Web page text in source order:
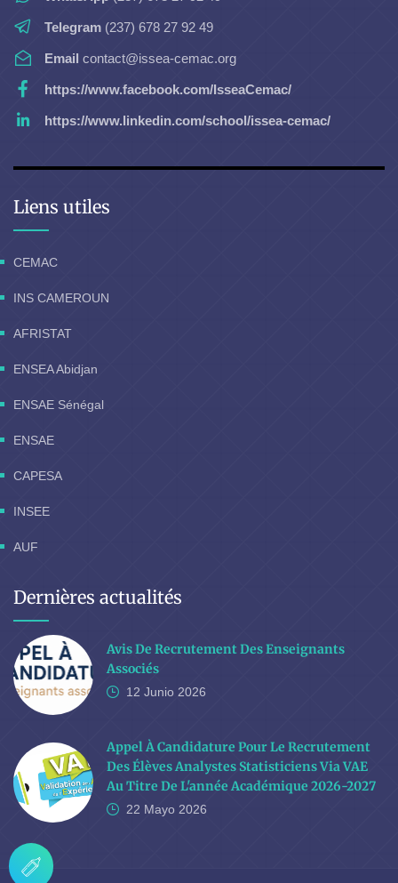
Telegram (237) 678 27 92 49
Email contact@issea-cemac.org
https://www.facebook.com/IsseaCemac/
https://www.linkedin.com/school/issea-cemac/
Liens utiles
CEMAC
INS CAMEROUN
AFRISTAT
ENSEA Abidjan
ENSAE Sénégal
ENSAE
CAPESA
INSEE
AUF
Dernières actualités
Avis De Recrutement Des Enseignants
Associés
12 Junio 2026
Appel À Candidature Pour Le Recrutement
Des Élèves Analystes Statisticiens Via VAE
Au Titre De L'année Académique 2026-2027
22 Mayo 2026